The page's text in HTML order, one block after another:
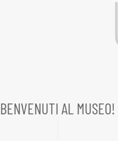
BENVENUTI AL MUSEO!